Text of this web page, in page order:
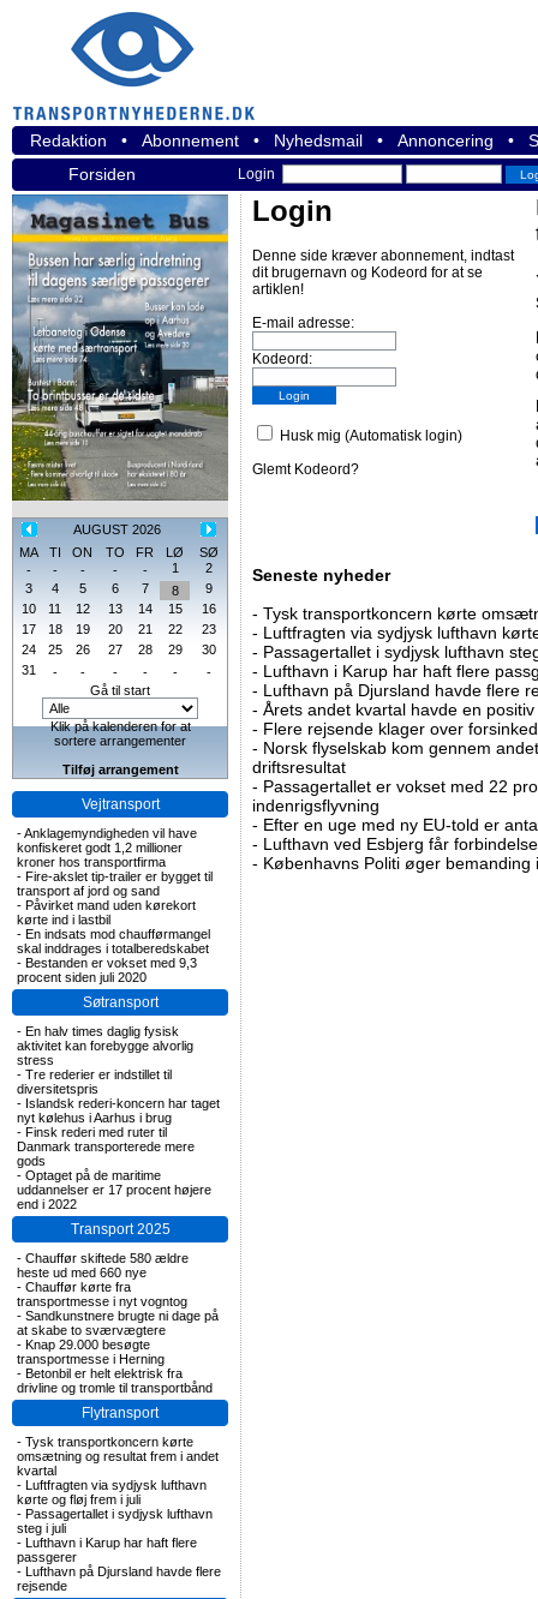
Redaktion • Abonnement • Nyhedsmail • Annoncering •
Forsiden
Login
AUGUST 2026
MA
TI ON TO FR LØ
SØ
-
- - - - 1
2
3
4 5 6 7 8
9
10
11 12 13 14 15
16
17
18 19 20 21 22
23
24
25 26 27 28 29
30
31
- - - - -
-
Gå til start
Klik på kalenderen for at
sortere arrangementer
Tilføj arrangement
Vejtransport
-Anklagemyndigheden vil have
konfiskeret godt 1,2 millioner
kroner hos transportfirma
- Fire-akslet tip-trailer er bygget til
transport af jord og sand
- Påvirket mand uden kørekort
kørte ind i lastbil
- En indsats mod chaufførmangel
skal inddrages i totalberedskabet
- Bestanden er vokset med 9,3
procent siden juli 2020
Søtransport
- En halv times daglig fysisk
aktivitet kan forebygge alvorlig
stress
- Tre rederier er indstillet til
diversitetspris
- Islandsk rederi-koncern har taget
nyt kølehus i Aarhus i brug
- Finsk rederi med ruter til
Danmark transporterede mere
gods
- Optaget på de maritime
uddannelser er 17 procent højere
end i 2022
Transport 2025
- Chauffør skiftede 580 ældre
heste ud med 660 nye
- Chauffør kørte fra
transportmesse i nyt vogntog
- Sandkunstnere brugte ni dage på
at skabe to sværvægtere
- Knap 29.000 besøgte
transportmesse i Herning
- Betonbil er helt elektrisk fra
drivline og tromle til transportbånd
Flytransport
- Tysk transportkoncern kørte
omsætning og resultat frem i andet
kvartal
- Luftfragten via sydjysk lufthavn
kørte og fløj frem i juli
- Passagertallet i sydjysk lufthavn
steg i juli
- Lufthavn i Karup har haft flere
passgerer
- Lufthavn på Djursland havde flere
rejsende
Login
Denne side kræver abonnement, indtast
dit brugernavn og Kodeord for at se
artiklen!
E-mail adresse:
Kodeord:
Husk mig (Automatisk login)
Glemt Kodeord?
Seneste nyheder
- Tysk transportkoncern kørte
- Luftfragten via sydjysk lufthavn
- Passagertallet i sydjysk lufthavn
- Lufthavn i Karup har haft flere
- Lufthavn på Djursland havde flere
- Årets andet kvartal havde en
- Flere rejsende klager over
- Norsk flyselskab kom gennem
driftsresultat
- Passagertallet er vokset med 22
indenrigsflyvning
- Efter en uge med ny EU-told er
- Lufthavn ved Esbjerg får
- Københavns Politi øger bemanding